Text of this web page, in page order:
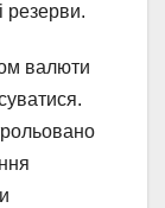
резерви.
валюти